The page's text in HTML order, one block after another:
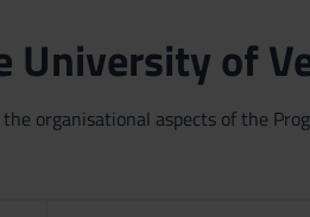
University of
organisational aspects of the